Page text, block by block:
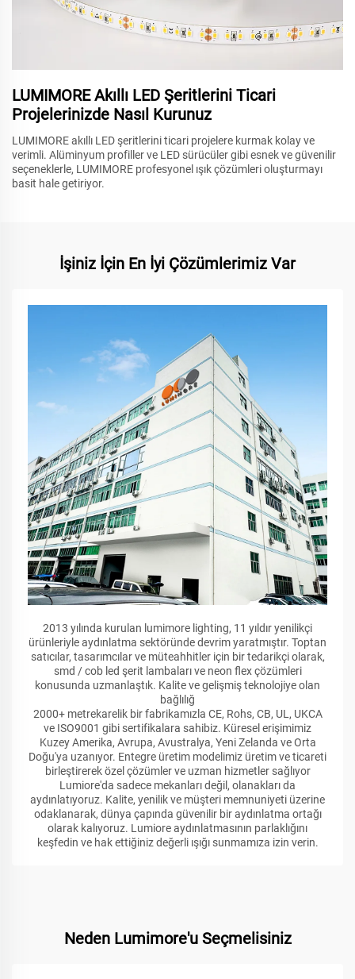
LUMIMORE Akıllı LED Şeritlerini Ticari
Projelerinizde Nasıl Kurunuz
LUMIMORE akıllı LED şeritlerini ticari projelere kurmak kolay ve
verimli. Alüminyum profiller ve LED sürücüler gibi esnek ve güvenilir
seçeneklerle, LUMIMORE profesyonel ışık çözümleri oluşturmayı
basit hale getiriyor.
İşiniz İçin En İyi Çözümlerimiz Var
2013 yılında kurulan lumimore lighting, 11 yıldır yenilikçi
ürünleriyle aydınlatma sektöründe devrim yaratmıştır. Toptan
satıcılar, tasarımcılar ve müteahhitler için bir tedarikçi olarak,
smd / cob led şerit lambaları ve neon flex çözümleri
konusunda uzmanlaştık. Kalite ve gelişmiş teknolojiye olan
bağlılığ
2000+ metrekarelik bir fabrikamızla CE, Rohs, CB, UL, UKCA
ve ISO9001 gibi sertifikalara sahibiz. Küresel erişimimiz
Kuzey Amerika, Avrupa, Avustralya, Yeni Zelanda ve Orta
Doğu'ya uzanıyor. Entegre üretim modelimiz üretim ve ticareti
birleştirerek özel çözümler ve uzman hizmetler sağlıyor
Lumiore'da sadece mekanları değil, olanakları da
aydınlatıyoruz. Kalite, yenilik ve müşteri memnuniyeti üzerine
odaklanarak, dünya çapında güvenilir bir aydınlatma ortağı
olarak kalıyoruz. Lumiore aydınlatmasının parlaklığını
keşfedin ve hak ettiğiniz değerli ışığı sunmamıza izin verin.
Neden Lumimore'u Seçmelisiniz